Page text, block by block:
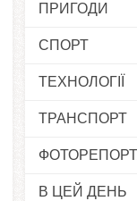
ПРИГОДИ
СПОРТ
ТЕХНОЛОГІЇ
ТРАНСПОРТ
В ЦЕЙ ДЕНЬ